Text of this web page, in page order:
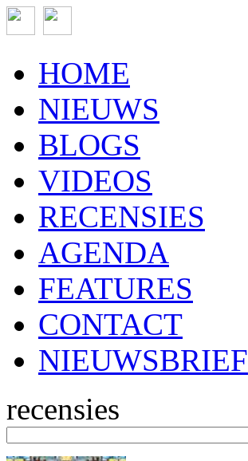
HOME
NIEUWS
BLOGS
VIDEOS
RECENSIES
AGENDA
FEATURES
CONTACT
NIEUWSBRIEF
recensies